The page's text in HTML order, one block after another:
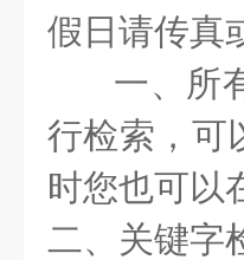
假日请传真
一、所
行检索，可
时您也可以
二、关键字